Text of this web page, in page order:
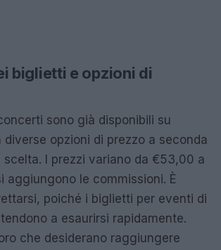
biglietti e opzioni di
sono già disponibili su
opzioni di prezzo a seconda
scelta. I prezzi variano da €53,00 a
aggiungono le commissioni. È
poiché i biglietti per eventi di
a esaurirsi rapidamente.
che desiderano raggiungere